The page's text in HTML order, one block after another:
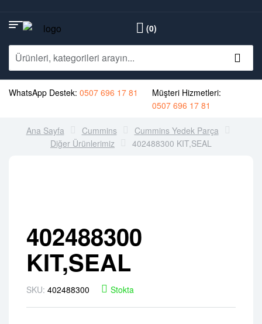
(0)
WhatsApp Destek: 0507 696 17 81
Müşteri Hizmetleri:
0507 696 17 81
Ana Sayfa Cummins
Cummins Yedek Parça
Diğer Ürünlerimiz
402488300 KIT,SEAL
402488300
KIT,SEAL
SKU: 402488300 Stokta